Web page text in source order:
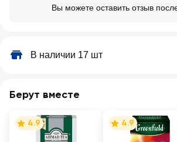
Вы можете оставить отзыв
В наличии 17 шт
Берут вместе
4.9 4.9